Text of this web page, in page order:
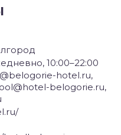
10:00–22:00
hotel.ru,
belogorie.ru,